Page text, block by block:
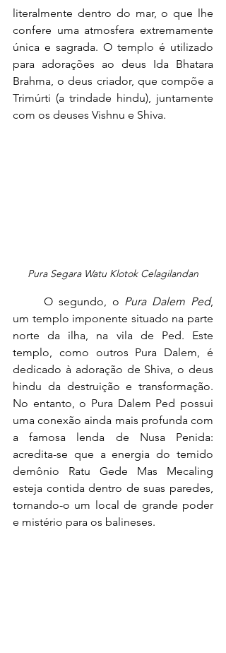
literalmente dentro do mar, o que lhe
confere uma atmosfera extremamente
única e sagrada. O templo é utilizado
para adorações ao deus Ida Bhatara
Brahma, o deus criador, que compõe a
Trimúrti (a trindade hindu), juntamente
com os deuses Vishnu e Shiva.
Pura Segara Watu Klotok Celagilandan
	O segundo, o
Pura Dalem Ped,
um templo imponente situado na parte
norte da ilha, na vila de Ped. Este
templo, como outros Pura Dalem, é
dedicado à adoração de Shiva, o deus
hindu da destruição e transformação.
No entanto, o Pura Dalem Ped possui
uma conexão ainda mais profunda com
a famosa lenda de Nusa Penida:
acredita-se que a energia do temido
demônio Ratu Gede Mas Mecaling
esteja contida dentro de suas paredes,
tornando-o um local de grande poder
e mistério para os balineses.